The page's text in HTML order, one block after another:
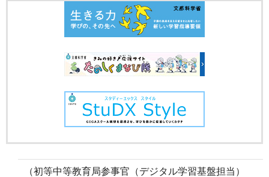
（初等中等教育局参事官（デジタル学習基盤担当）